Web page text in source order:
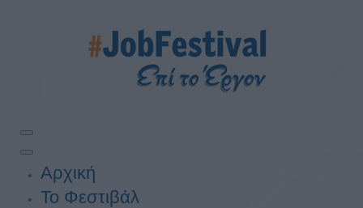
Αρχική
Το Φεστιβάλ